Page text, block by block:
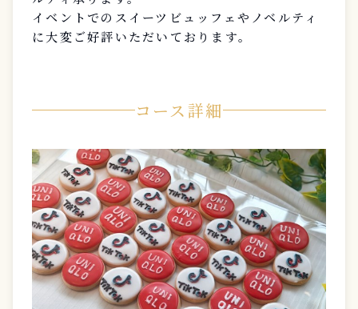
イベントでのスイーツビュッフェやノベルティ
に大変ご好評いただいております。
コース詳細